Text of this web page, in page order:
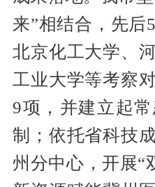
来”相结合，先后
北京化工大学、
工业大学等考察
9项，并建立起
制；依托省科技
州分中心，开展“